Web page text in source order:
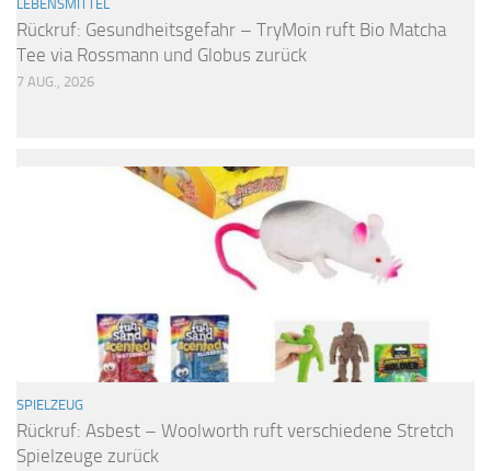
LEBENSMITTEL
Rückruf: Gesundheitsgefahr – TryMoin ruft Bio Matcha
Tee via Rossmann und Globus zurück
7 AUG., 2026
SPIELZEUG
Rückruf: Asbest – Woolworth ruft verschiedene Stretch
Spielzeuge zurück